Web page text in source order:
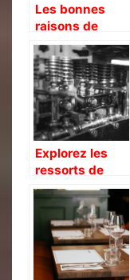
Les bonnes
raisons de
louer des
equipements
thermiques
Explorez les
ressorts de
traction et leurs
usages varies